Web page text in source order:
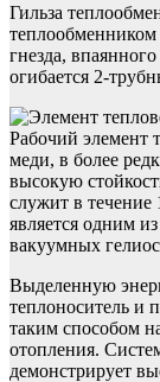
Гильза
теплообменником
гнезда,
огибается 2-
Рабочий элемент
меди, в более
высокую
служит в течение
является одним
вакуумных
Выделенную
теплоноситель и
таким способом
отопления.
демонстрирует